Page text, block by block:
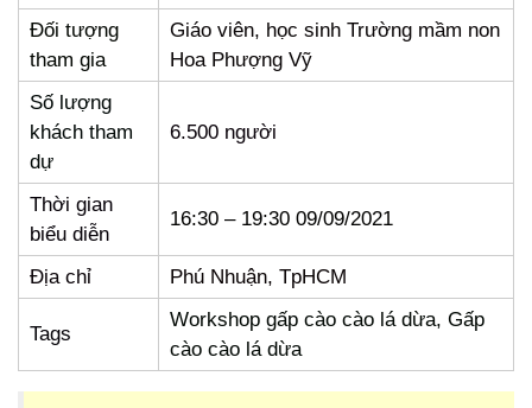
Đối tượng
tham gia
Giáo viên, học sinh Trường mầm non
Hoa Phượng Vỹ
Số lượng
khách tham
dự
6.500 người
Thời gian
biểu diễn
16:30 – 19:30 09/09/2021
Địa chỉ Phú Nhuận, TpHCM
Tags
Workshop gấp cào cào lá dừa, Gấp
cào cào lá dừa